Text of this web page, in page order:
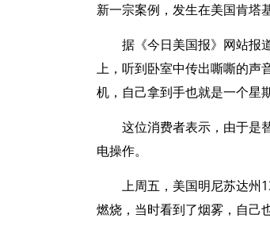
新一宗案例，发生在美国肯塔基
据《今日美国报》网站报
上，听到卧室中传出嘶嘶的声
机，自己拿到手也就是一个星期
这位消费者表示，由于是
电操作。
上周五，美国明尼苏达州
燃烧，当时看到了烟雾，自己